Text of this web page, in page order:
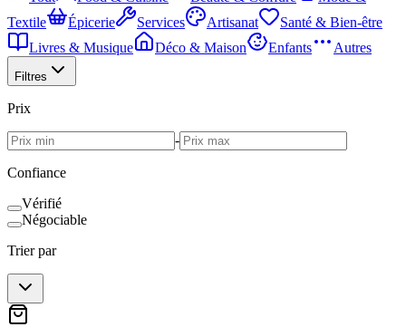
Textile
Épicerie Services Artisanat
Santé & Bien-être
Livres & Musique
Déco & Maison Enfants Autres
Filtres
Prix
-
Confiance
Vérifié
Négociable
Trier par